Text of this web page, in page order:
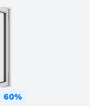
60%